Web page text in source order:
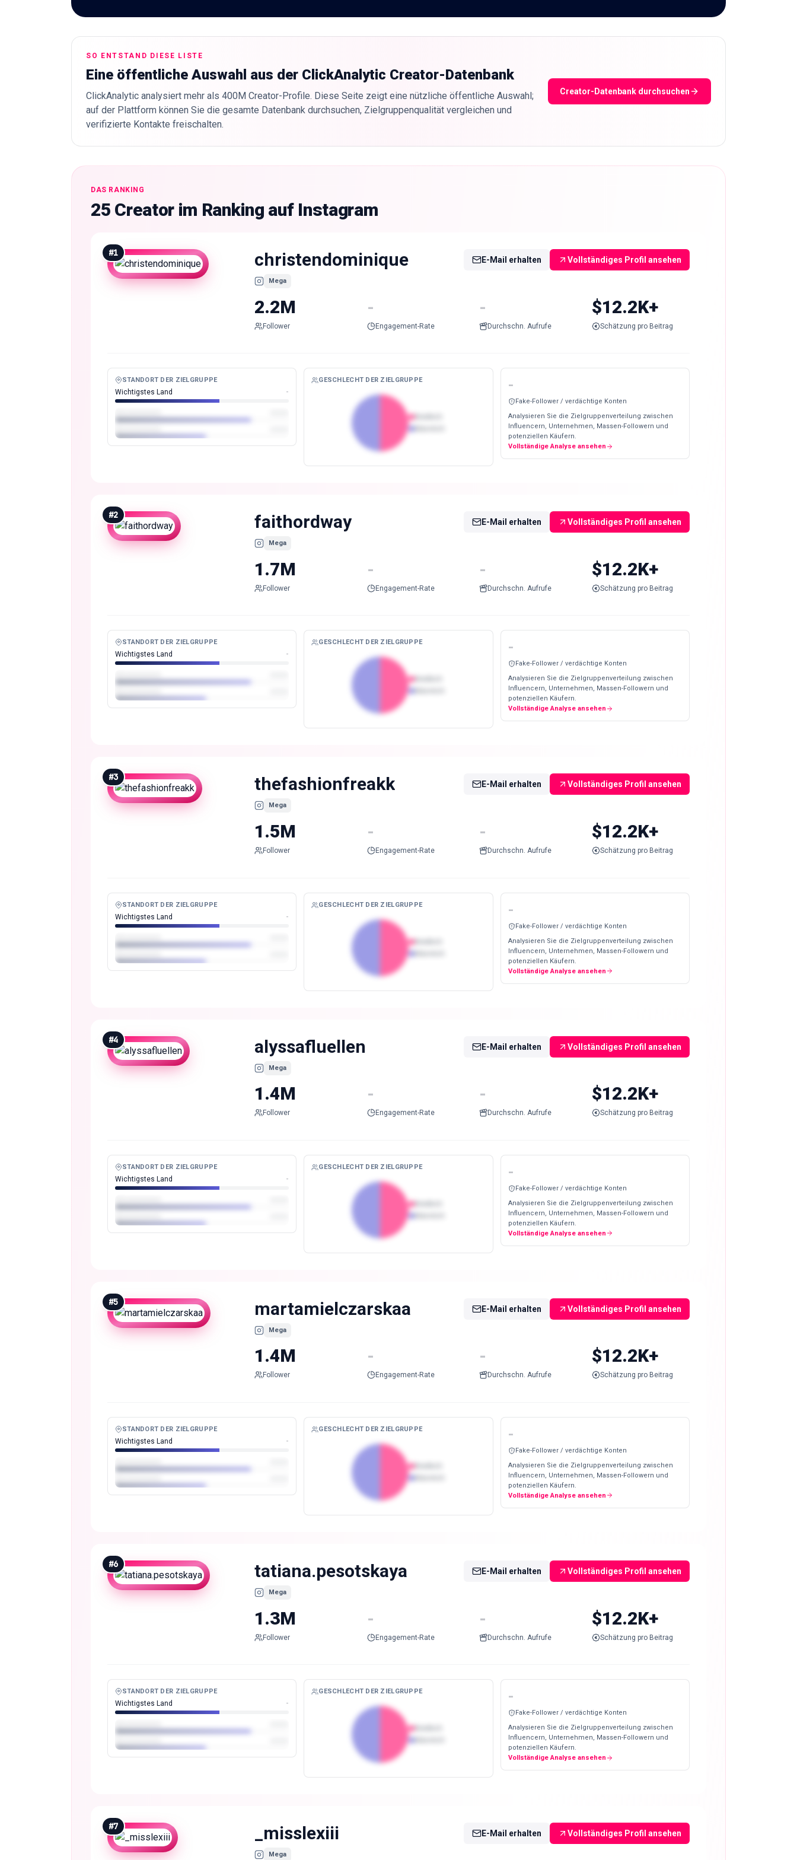
SO ENTSTAND DIESE LISTE
Eine öffentliche Auswahl aus der ClickAnalytic Creator-Datenbank
ClickAnalytic analysiert mehr als 400M Creator-Profile. Diese Seite zeigt eine nützliche öffentliche Auswahl;
auf der Plattform können Sie die gesamte Datenbank durchsuchen, Zielgruppenqualität vergleichen und
verifizierte Kontakte freischalten.
Creator-Datenbank durchsuchen
DAS RANKING
25 Creator im Ranking auf Instagram
#1 christendominique
Mega
E-Mail erhalten Vollständiges Profil ansehen
2.2M
Follower
-
Engagement-Rate
-
Durchschn. Aufrufe
$12.2K+
Schätzung pro Beitrag
STANDORT DER ZIELGRUPPE
Wichtigstes Land -
GESCHLECHT DER ZIELGRUPPE -
Fake-Follower / verdächtige Konten
Analysieren Sie die Zielgruppenverteilung zwischen
Influencern, Unternehmen, Massen-Followern und
potenziellen Käufern.
Vollständige Analyse ansehen
#2 faithordway
Mega
E-Mail erhalten Vollständiges Profil ansehen
1.7M
Follower
-
Engagement-Rate
-
Durchschn. Aufrufe
$12.2K+
Schätzung pro Beitrag
STANDORT DER ZIELGRUPPE
Wichtigstes Land -
GESCHLECHT DER ZIELGRUPPE -
Fake-Follower / verdächtige Konten
Analysieren Sie die Zielgruppenverteilung zwischen
Influencern, Unternehmen, Massen-Followern und
potenziellen Käufern.
Vollständige Analyse ansehen
#3 thefashionfreakk
Mega
E-Mail erhalten Vollständiges Profil ansehen
1.5M
Follower
-
Engagement-Rate
-
Durchschn. Aufrufe
$12.2K+
Schätzung pro Beitrag
STANDORT DER ZIELGRUPPE
Wichtigstes Land -
GESCHLECHT DER ZIELGRUPPE
Weiblich
-
Fake-Follower / verdächtige Konten
Analysieren Sie die Zielgruppenverteilung zwischen
Influencern, Unternehmen, Massen-Followern und
potenziellen Käufern.
Vollständige Analyse ansehen
#4 alyssafluellen
Mega
E-Mail erhalten Vollständiges Profil ansehen
1.4M
Follower
-
Engagement-Rate
-
Durchschn. Aufrufe
$12.2K+
Schätzung pro Beitrag
STANDORT DER ZIELGRUPPE
Wichtigstes Land -
GESCHLECHT DER ZIELGRUPPE
Weiblich
-
Fake-Follower / verdächtige Konten
Analysieren Sie die Zielgruppenverteilung zwischen
Influencern, Unternehmen, Massen-Followern und
potenziellen Käufern.
Vollständige Analyse ansehen
#5 martamielczarskaa
Mega
E-Mail erhalten Vollständiges Profil ansehen
1.4M
Follower
-
Engagement-Rate
-
Durchschn. Aufrufe
$12.2K+
Schätzung pro Beitrag
STANDORT DER ZIELGRUPPE
Wichtigstes Land -
GESCHLECHT DER ZIELGRUPPE -
Fake-Follower / verdächtige Konten
Analysieren Sie die Zielgruppenverteilung zwischen
Influencern, Unternehmen, Massen-Followern und
potenziellen Käufern.
Vollständige Analyse ansehen
#6 tatiana.pesotskaya
Mega
E-Mail erhalten Vollständiges Profil ansehen
1.3M
Follower
-
Engagement-Rate
-
Durchschn. Aufrufe
$12.2K+
Schätzung pro Beitrag
STANDORT DER ZIELGRUPPE
Wichtigstes Land -
GESCHLECHT DER ZIELGRUPPE -
Fake-Follower / verdächtige Konten
Analysieren Sie die Zielgruppenverteilung zwischen
Influencern, Unternehmen, Massen-Followern und
potenziellen Käufern.
Vollständige Analyse ansehen
#7 _misslexiii
Mega
E-Mail erhalten Vollständiges Profil ansehen